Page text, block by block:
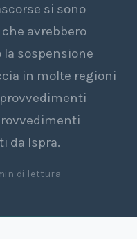
si sono
avrebbero
sospensione
in molte regioni
da Ispra.
di lettura